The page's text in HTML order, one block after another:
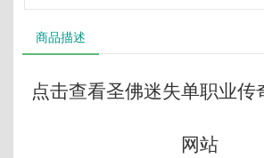
商品描述
点击查看圣佛迷失单职业传
网站